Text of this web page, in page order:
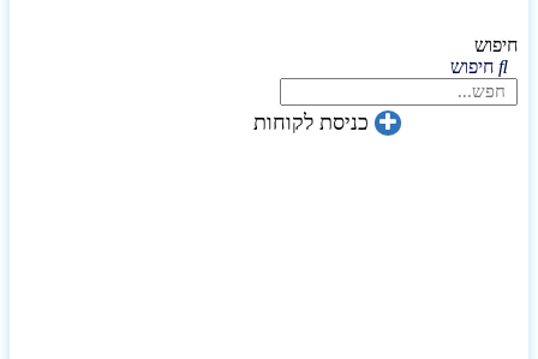
חיפוש
חיפוש
כניסת לקוחות